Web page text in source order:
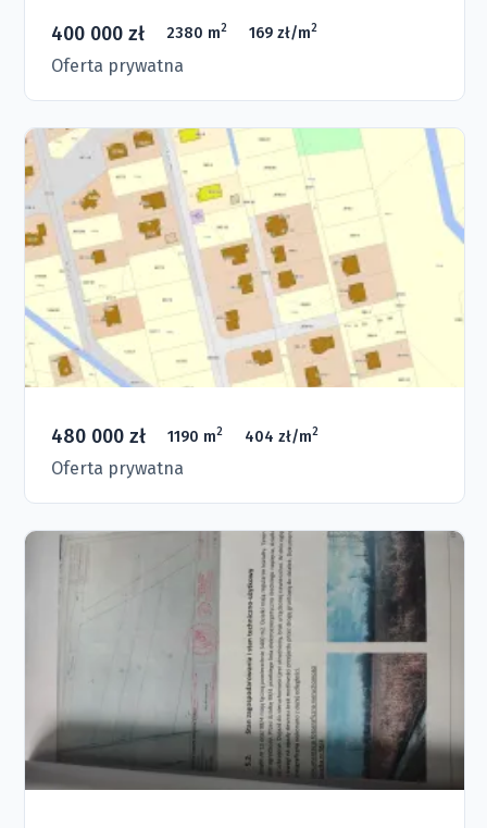
400 000 zł 2380 m2 169 zł/m2
Oferta prywatna
480 000 zł 1190 m2 404 zł/m2
Oferta prywatna